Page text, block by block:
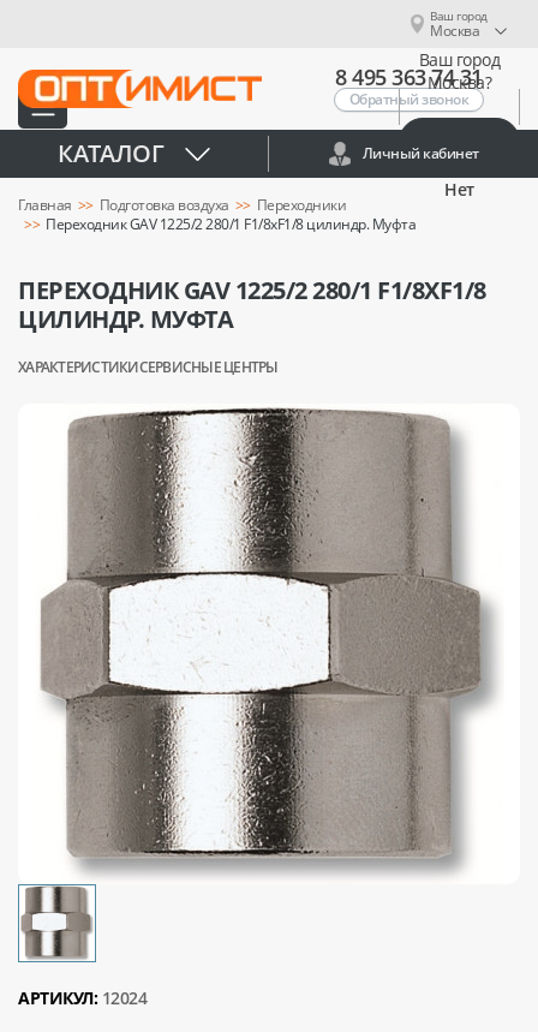
Ваш город
Москва
Ваш город
Москва?
Нет
8 495 363 74 31
Обратный звонок
КАТАЛОГ Личный кабинет
Главная Подготовка воздуха
Переходники
Переходник GAV 1225/2 280/1 F1/8xF1/8 цилиндр. Муфта
ПЕРЕХОДНИК GAV 1225/2 280/1 F1/8XF1/8
ЦИЛИНДР. МУФТА
ХАРАКТЕРИСТИКИСЕРВИСНЫЕ ЦЕНТРЫ
АРТИКУЛ: 12024